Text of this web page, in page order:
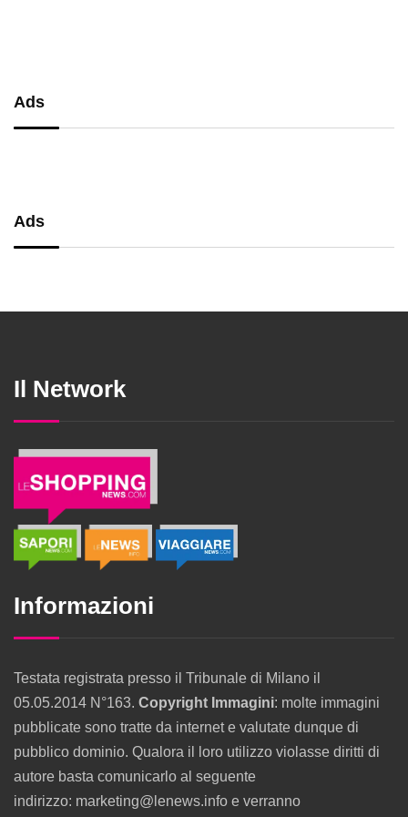
Ads
Ads
Il Network
Informazioni
Testata registrata presso il Tribunale di Milano il
05.05.2014 N°163. Copyright Immagini: molte immagini
pubblicate sono tratte da internet e valutate dunque di
pubblico dominio. Qualora il loro utilizzo violasse diritti di
autore basta comunicarlo al seguente
indirizzo: marketing@lenews.info e verranno